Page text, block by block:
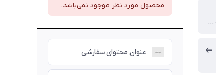
کف دوخت / زیره پیو و تیوپلس
محصول مورد نظر موجود نمی‌باشد.
عنوان محتوای سفارشی